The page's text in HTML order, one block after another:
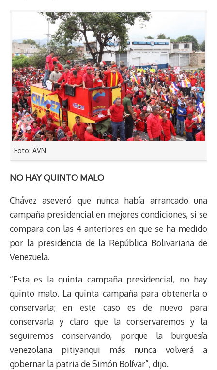
Foto: AVN
NO HAY QUINTO MALO
Chávez aseveró que nunca había arrancado una
campaña presidencial en mejores condiciones, si se
compara con las 4 anteriores en que se ha medido
por la presidencia de la República Bolivariana de
Venezuela.
“Esta es la quinta campaña presidencial, no hay
quinto malo. La quinta campaña para obtenerla o
conservarla; en este caso es de nuevo para
conservarla y claro que la conservaremos y la
seguiremos conservando, porque la burguesía
venezolana pitiyanqui más nunca volverá a
gobernar la patria de Simón Bolívar”, dijo.